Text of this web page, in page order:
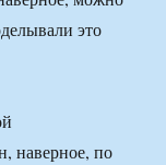
это
наверное, по